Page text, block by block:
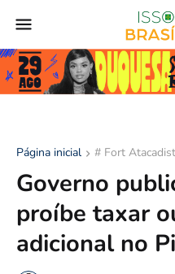
Página inicial # Fort
Governo
proíbe taxar
adicional no